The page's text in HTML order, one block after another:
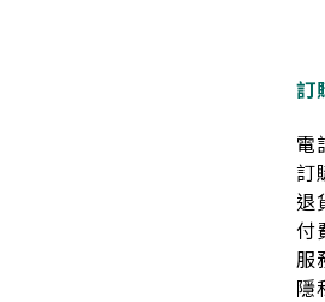
訂
電
訂
退
付
服
隱